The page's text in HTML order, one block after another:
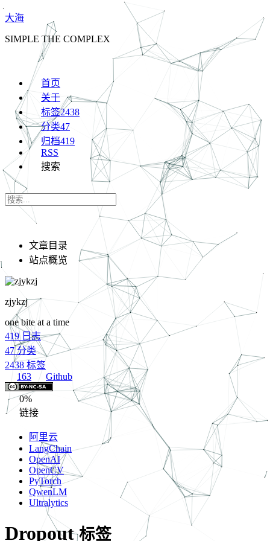
大海
SIMPLE THE COMPLEX
首页
关于
标签2438
分类47
归档419
RSS
搜索
文章目录
站点概览
zjykzj
one bite at a time
419 日志
47 分类
2438 标签
163
Github
0%
链接
阿里云
LangChain
OpenAI
OpenCV
PyTorch
QwenLM
Ultralytics
Dropout标签